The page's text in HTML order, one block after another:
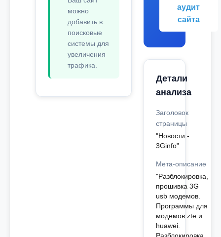
можно
добавить в
поисковые
системы для
увеличения
трафика.
аудит
сайта
Детали
анализа
Заголовок
страницы
"Новости -
3Ginfo"
Мета-описание
"Разблокировка,
прошивка 3G
usb модемов.
Программы для
модемов zte и
huawei.